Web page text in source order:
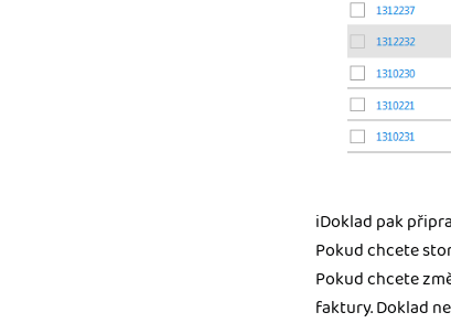
iDoklad pak
Pokud chcete
Pokud chcete
faktury. Doklad